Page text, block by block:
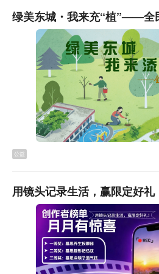
绿美东城・我来充“植”——全
公益
用镜头记录生活，赢限定好礼